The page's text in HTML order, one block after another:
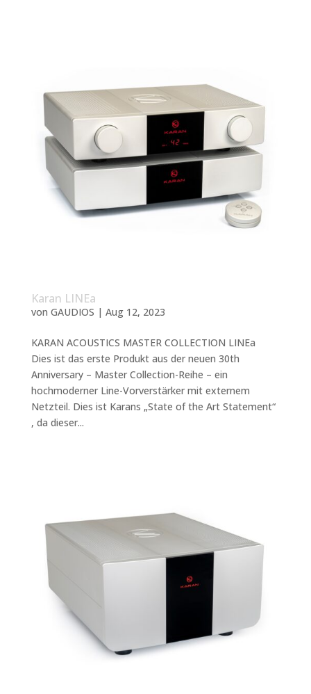
Karan LINEa
von GAUDIOS | Aug 12, 2023
KARAN ACOUSTICS MASTER COLLECTION LINEa
Dies ist das erste Produkt aus der neuen 30th
Anniversary – Master Collection-Reihe – ein
hochmoderner Line-Vorverstärker mit externem
Netzteil. Dies ist Karans „State of the Art Statement“
, da dieser...